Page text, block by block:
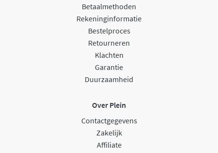
Betaalmethoden
Rekeninginformatie
Bestelproces
Retourneren
Klachten
Garantie
Duurzaamheid
Over Plein
Contactgegevens
Zakelijk
Affiliate